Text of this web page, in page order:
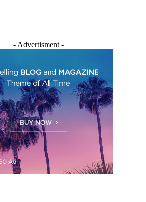
- Advertisment -